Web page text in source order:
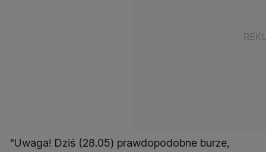
"Uwaga! Dziś (28.05) prawdopodobne burze,